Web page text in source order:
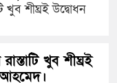
গ্রামে তিন র‍্যাব সদস্য
খুব শীঘ্রই উদ্বোধন
খুব শীঘ্রই